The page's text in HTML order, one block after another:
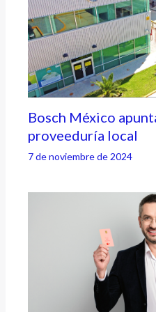
Bosch México
proveeduría local
7 de noviembre de 2024